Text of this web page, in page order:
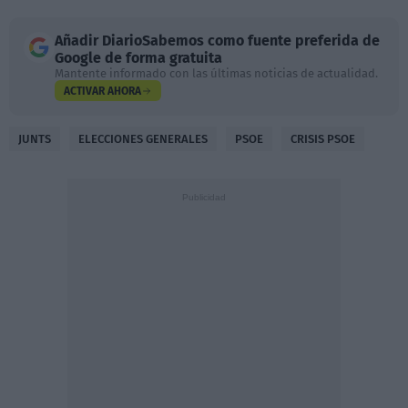
Añadir DiarioSabemos como fuente preferida de
Google de forma gratuita
Mantente informado con las últimas noticias de actualidad.
ACTIVAR AHORA
JUNTS ELECCIONES GENERALES PSOE CRISIS PSOE